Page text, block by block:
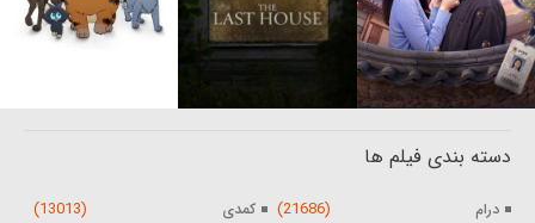
دسته بندی فیلم ها
درام (21686) کمدی (13013)